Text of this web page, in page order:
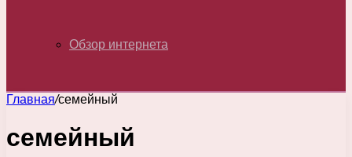
Обзор интернета
Главная/семейный
семейный